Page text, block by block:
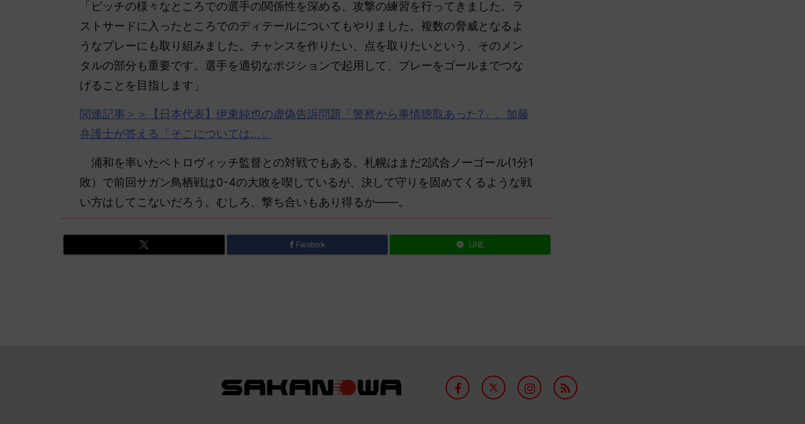
「ピッチの様々なところでの選手の関係性を深める、攻撃の練習を行ってきました。ラ
ストサードに入ったところでのディテールについてもやりました。複数の脅威となるよ
うなプレーにも取り組みました。チャンスを作りたい、点を取りたいという、そのメン
タルの部分も重要です。選手を適切なポジションで起用して、プレーをゴールまでつな
げることを目指します」
関連記事＞＞【 日本代表】伊東純也の虚偽告訴問題「警察から事情聴取あった?」。加藤
弁護士が答える「そこについては…」
浦和を率いたペトロヴィッチ監督との対戦でもある。札幌はまだ2試合ノーゴール(1分1
敗）で前回サガン鳥栖戦は0-4の大敗を喫しているが、決して守りを固めてくるような戦
い方はしてこないだろう。むしろ、撃ち合いもあり得るか――。
Facebook LINE